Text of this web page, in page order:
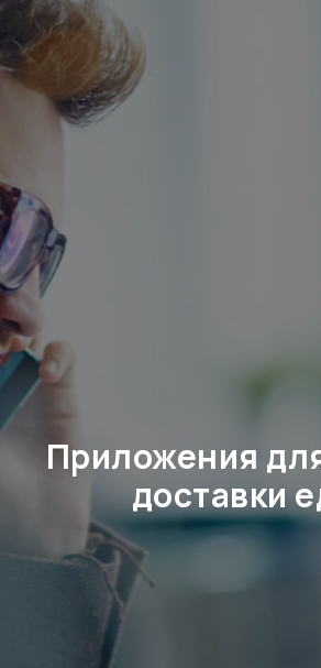
Приложения
доставки